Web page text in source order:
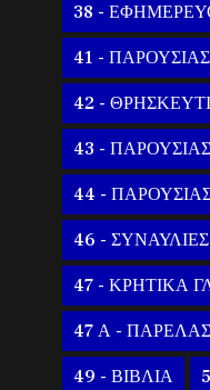
38 -
41 -
42 -
43 -
44 -
46 - ΣΥΝΑΥΛΙΕΣ
47 - ΚΡΗΤΙΚΑ
47 Α -
49 - ΒΙΒΛΙΑ